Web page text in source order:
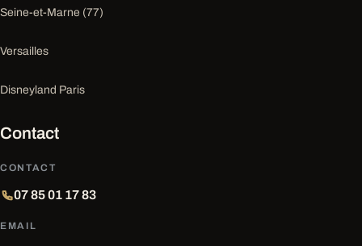
Seine-et-Marne (77)
Versailles
Disneyland Paris
Contact
CONTACT
07 85 01 17 83
EMAIL